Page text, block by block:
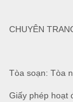
Tòa soạn: Tòa
Giấy phép hoạt
CHUYÊN